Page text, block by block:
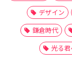
デザイン
鎌倉時代
光る君